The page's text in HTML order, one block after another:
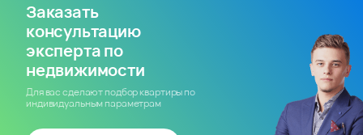
Заказать
консультацию
эксперта по
недвижимости
Для вас сделают подбор квартиры по
индивидуальным параметрам